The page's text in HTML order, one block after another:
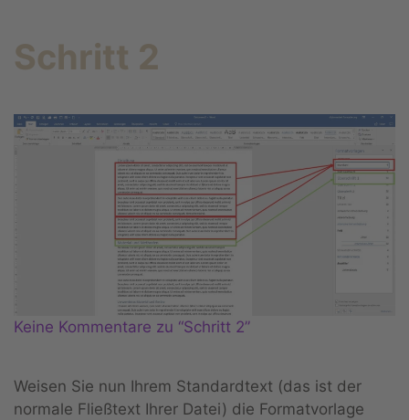
Schritt 2
Keine Kommentare zu “Schritt 2”
Weisen Sie nun Ihrem Standardtext (das ist der
normale Fließtext Ihrer Datei) die Formatvorlage